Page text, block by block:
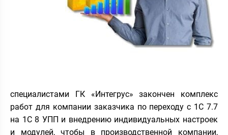
специалистами ГК «Интегрус» закончен комплекс
работ для компании заказчика по переходу с 1С 7.7
на 1С 8 УПП и внедрению индивидуальных настроек
и модулей, чтобы в производственной компании,